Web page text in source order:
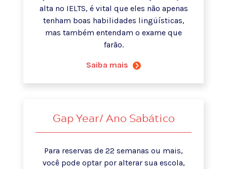
alta no IELTS, é vital que eles não apenas
tenham boas habilidades lingüísticas,
mas também entendam o exame que
farão.
Saiba mais
Gap Year/ Ano Sabático
Para reservas de 22 semanas ou mais,
você pode optar por alterar sua escola,